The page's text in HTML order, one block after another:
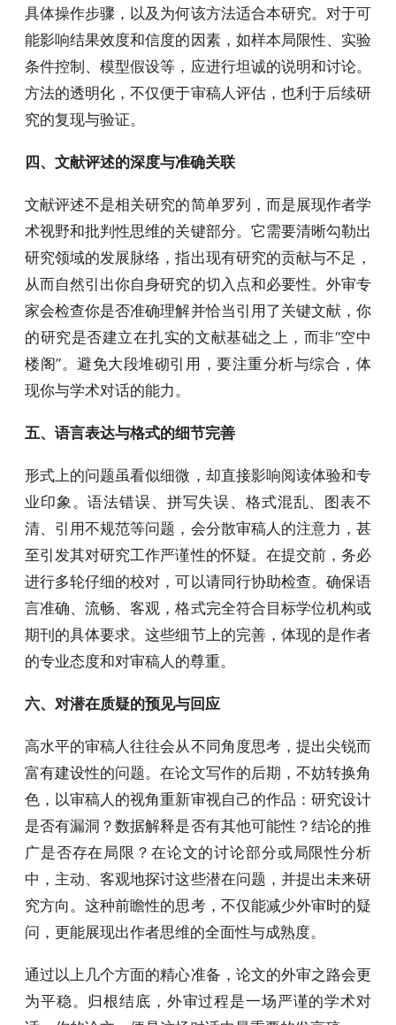
具体操作步骤，以及为何该方法适合本研究。对于可
能影响结果效度和信度的因素，如样本局限性、实验
条件控制、模型假设等，应进行坦诚的说明和讨论。
方法的透明化，不仅便于审稿人评估，也利于后续研
究的复现与验证。
四、文献评述的深度与准确关联
文献评述不是相关研究的简单罗列，而是展现作者学
术视野和批判性思维的关键部分。它需要清晰勾勒出
研究领域的发展脉络，指出现有研究的贡献与不足，
从而自然引出你自身研究的切入点和必要性。外审专
家会检查你是否准确理解并恰当引用了关键文献，你
的研究是否建立在扎实的文献基础之上，而非“空中
楼阁”。避免大段堆砌引用，要注重分析与综合，体
现你与学术对话的能力。
五、语言表达与格式的细节完善
形式上的问题虽看似细微，却直接影响阅读体验和专
业印象。语法错误、拼写失误、格式混乱、图表不
清、引用不规范等问题，会分散审稿人的注意力，甚
至引发其对研究工作严谨性的怀疑。在提交前，务必
进行多轮仔细的校对，可以请同行协助检查。确保语
言准确、流畅、客观，格式完全符合目标学位机构或
期刊的具体要求。这些细节上的完善，体现的是作者
的专业态度和对审稿人的尊重。
六、对潜在质疑的预见与回应
高水平的审稿人往往会从不同角度思考，提出尖锐而
富有建设性的问题。在论文写作的后期，不妨转换角
色，以审稿人的视角重新审视自己的作品：研究设计
是否有漏洞？数据解释是否有其他可能性？结论的推
广是否存在局限？在论文的讨论部分或局限性分析
中，主动、客观地探讨这些潜在问题，并提出未来研
究方向。这种前瞻性的思考，不仅能减少外审时的疑
问，更能展现出作者思维的全面性与成熟度。
通过以上几个方面的精心准备，论文的外审之路会更
为平稳。归根结底，外审过程是一场严谨的学术对